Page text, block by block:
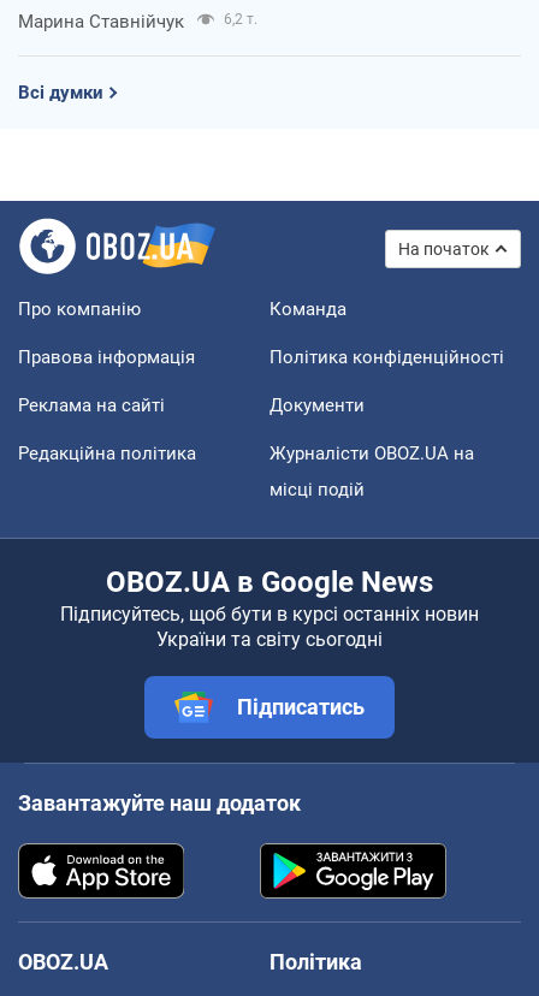
Марина Ставнійчук 6,2 т.
Всі думки
На початок
Про компанію Команда
Правова інформація Політика конфіденційності
Реклама на сайті Документи
Редакційна політика
Журналісти OBOZ.UA на
місці подій
OBOZ.UA в Google News
Підписуйтесь, щоб бути в курсі останніх новин
України та світу сьогодні
Підписатись
Завантажуйте наш додаток
OBOZ.UA
Політика